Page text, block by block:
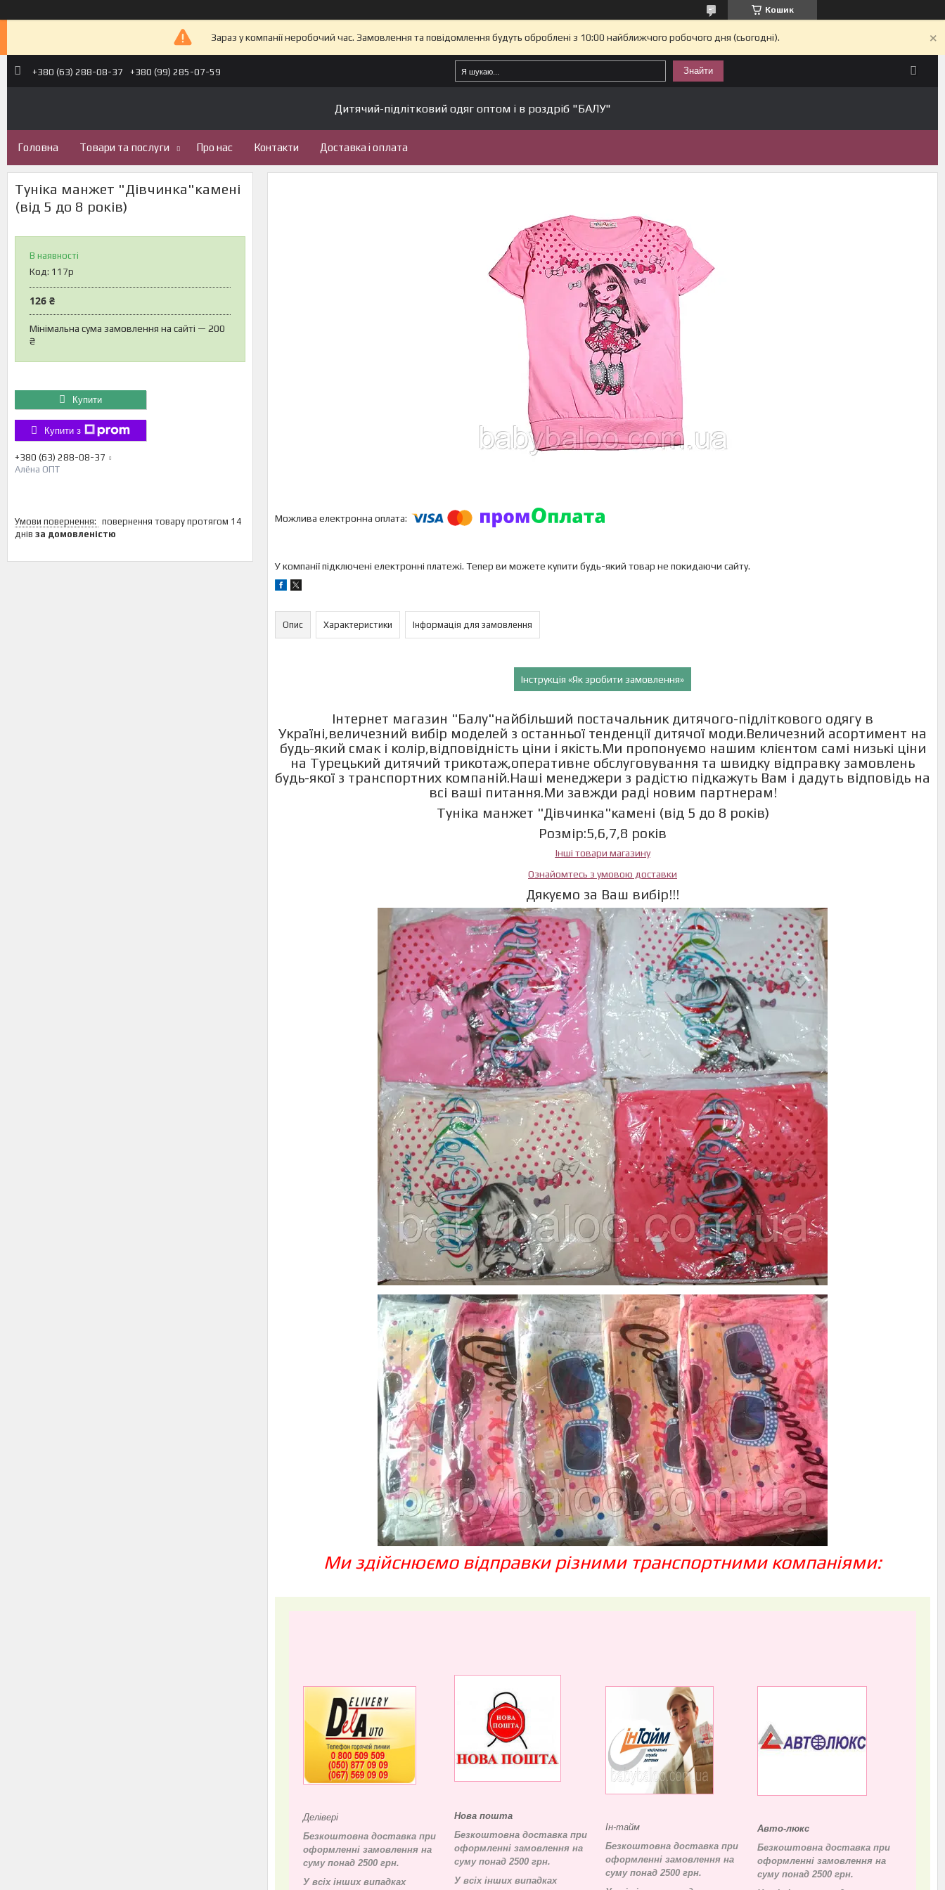
Кошик
Зараз у компанії неробочий час. Замовлення та повідомлення будуть оброблені з 10:00 найближчого робочого дня (сьогодні).
+380 (63) 288-08-37 +380 (99) 285-07-59 Знайти
Дитячий-підлітковий одяг оптом і в роздріб "БАЛУ"
Головна Товари та послуги Про нас Контакти Доставка і оплата
Туніка манжет "Дівчинка"камені
(від 5 до 8 років)
В наявності
Код: 117р
126 ₴
Мінімальна сума замовлення на сайті — 200
₴
Купити
Купити з
+380 (63) 288-08-37
Алёна ОПТ
повернення товару протягом 14
днів за домовленістю
У компанії підключені електронні платежі. Тепер ви можете купити будь-який товар не покидаючи сайту.
Опис Характеристики Інформація для замовлення
Інструкція «Як зробити замовлення»
Інтернет магазин "Балу"найбільший постачальник дитячого-підліткового одягу в
Україні,величезний вибір моделей з останньої тенденції дитячої моди.Величезний асортимент на
будь-який смак і колір,відповідність ціни і якість.Ми пропонуємо нашим клієнтом самі низькі ціни
на Турецький дитячий трикотаж,оперативне обслуговування та швидку відправку замовлень
будь-якої з транспортних компаній.Наші менеджери з радістю підкажуть Вам і дадуть відповідь на
всі ваші питання.Ми завжди раді новим партнерам!
Туніка манжет "Дівчинка"камені (від 5 до 8 років)
Розмір:5,6,7,8 років
Інші товари магазину
Ознайомтесь з умовою доставки
Дякуємо за Ваш вибір!!!
Ми здійснюємо відправки різними транспортними компаніями:
Делівері
Безкоштовна доставка при
оформленні замовлення на
суму понад 2500 грн.
У всіх інших випадках
Нова пошта
Безкоштовна доставка при
оформленні замовлення на
суму понад 2500 грн.
У всіх інших випадках
Ін-тайм
Безкоштовна доставка при
оформленні замовлення на
суму понад 2500 грн.
Авто-люкс
Безкоштовна доставка при
оформленні замовлення на
суму понад 2500 грн.